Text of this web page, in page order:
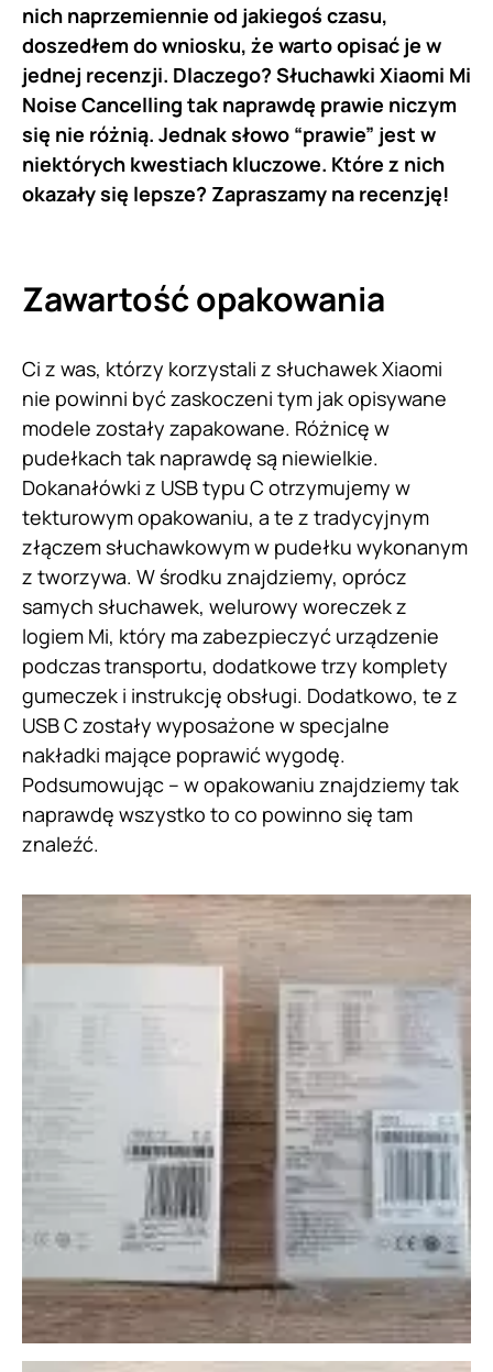
nich naprzemiennie od jakiegoś czasu,
doszedłem do wniosku, że warto opisać je w
jednej recenzji. Dlaczego? Słuchawki Xiaomi Mi
Noise Cancelling tak naprawdę prawie niczym
się nie różnią. Jednak słowo “prawie” jest w
niektórych kwestiach kluczowe. Które z nich
okazały się lepsze? Zapraszamy na recenzję!
Zawartość opakowania
Ci z was, którzy korzystali z słuchawek Xiaomi
nie powinni być zaskoczeni tym jak opisywane
modele zostały zapakowane. Różnicę w
pudełkach tak naprawdę są niewielkie.
Dokanałówki z USB typu C otrzymujemy w
tekturowym opakowaniu, a te z tradycyjnym
złączem słuchawkowym w pudełku wykonanym
z tworzywa. W środku znajdziemy, oprócz
samych słuchawek, welurowy woreczek z
logiem Mi, który ma zabezpieczyć urządzenie
podczas transportu, dodatkowe trzy komplety
gumeczek i instrukcję obsługi. Dodatkowo, te z
USB C zostały wyposażone w specjalne
nakładki mające poprawić wygodę.
Podsumowując – w opakowaniu znajdziemy tak
naprawdę wszystko to co powinno się tam
znaleźć.